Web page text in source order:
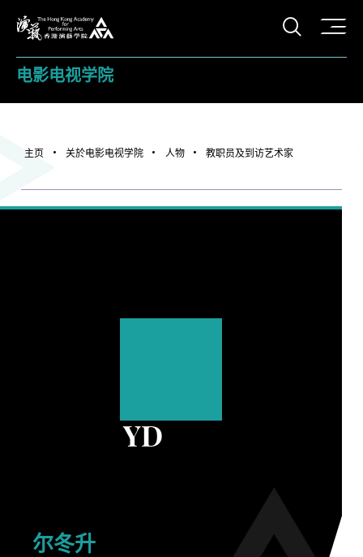
打开
电影电视学院
主页 关於电影电视学院 人物 教职员及到访艺术家
YD
尔冬升